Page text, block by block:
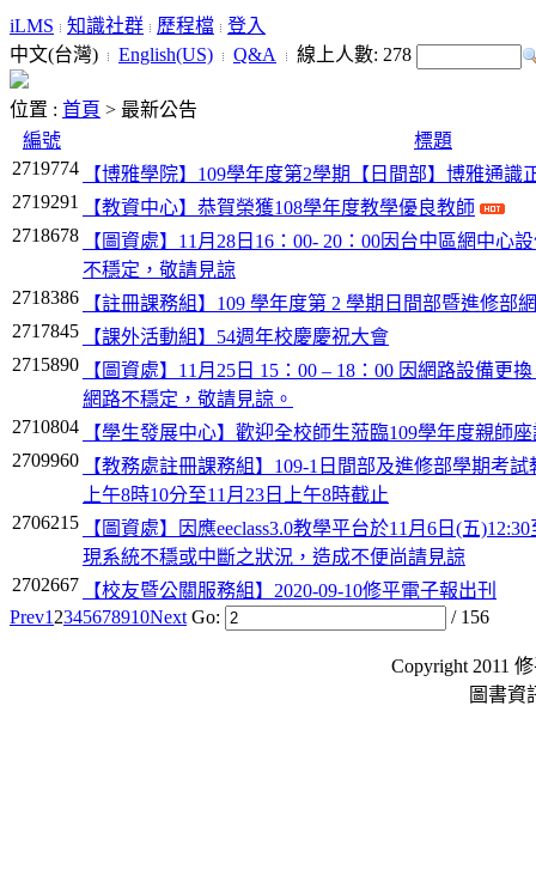
iLMS 知識社群 歷程檔
登入
中文(台灣)
English(US) Q&A 線上人數: 278
位置 : 首頁 > 最新公告
編號
標題
2719774
【博雅學院】109學年度第2學期【日間部】博雅通識
2719291
【教資中心】恭賀榮獲108學年度教學優良教師
2718678
【圖資處】11月28日16：00- 20：00因台中區網中心
不穩定，敬請見諒
2718386
【註冊課務組】109 學年度第 2 學期日間部暨進修部
2717845
【課外活動組】54週年校慶慶祝大會
2715890
【圖資處】11月25日 15：00 – 18：00 因網路設備更
網路不穩定，敬請見諒。
2710804
【學生發展中心】歡迎全校師生蒞臨109學年度親師
2709960
【教務處註冊課務組】109-1日間部及進修部學期考
上午8時10分至11月23日上午8時截止
2706215
【圖資處】因應eeclass3.0教學平台於11月6日(五
現系統不穩或中斷之狀況，造成不便尚請見諒
2702667
【校友暨公關服務組】2020-09-10修平電子報出刊
Prev1 2345678910Next Go: / 156
Copyright 2011
圖書資